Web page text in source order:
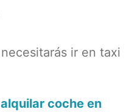
ir en taxi
alquilar coche en